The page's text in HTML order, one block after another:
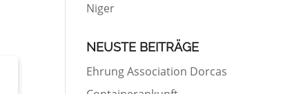
Niger
NEUSTE BEITRÄGE
Ehrung Association Dorcas